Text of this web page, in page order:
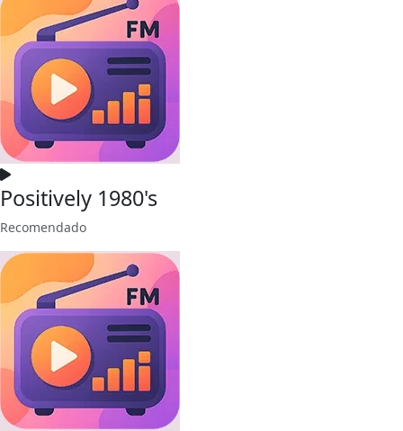
Positively 1980's
Recomendado